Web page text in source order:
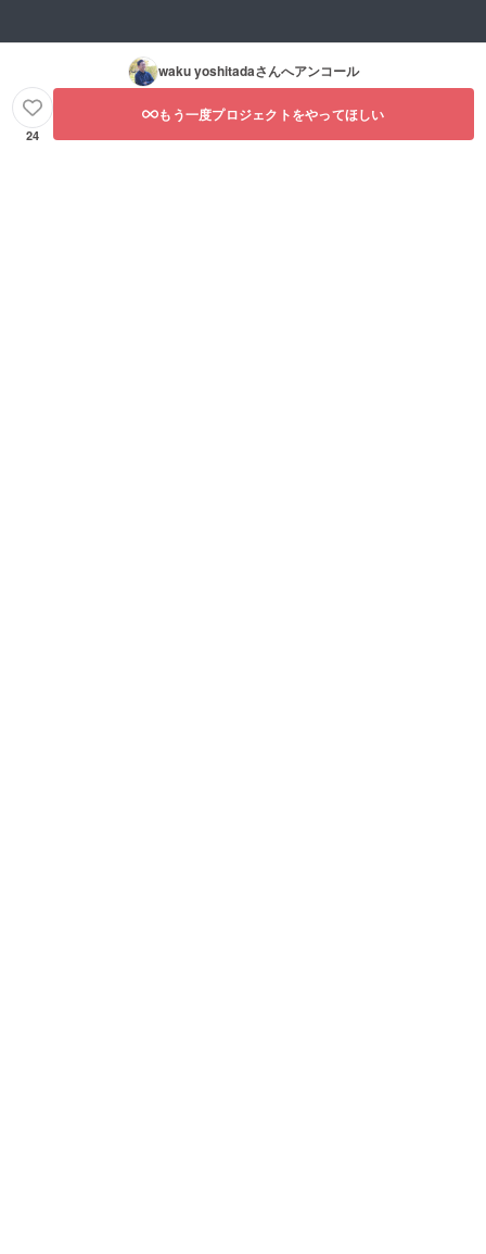
waku yoshitadaさんへアンコール
24
もう一度プロジェクトをやってほしい